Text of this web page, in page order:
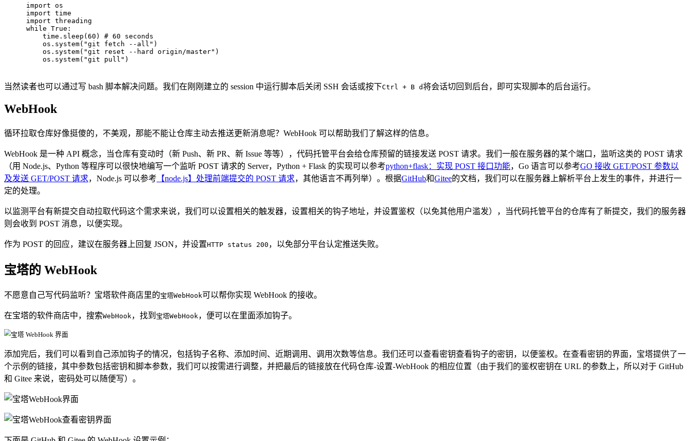
import os
import time
import threading
while True :
    time.sleep(
60 ) # 60 seconds
    os.system(
"git fetch --all" )
    os.system(
"git reset --hard origin/master" )
    os.system(
"git pull" )
当然读者也可以通过写 bash 脚本解决问题。我们在刚刚建立的 session 中运行脚本后关闭 SSH 会话或按下Ctrl + B d将会话切回到后台，即可实现脚本的后台运行。
WebHook
循环拉取仓库好像挺傻的，不美观，那能不能让仓库主动去推送更新消息呢？WebHook 可以帮助我们了解这样的信息。
WebHook 是一种 API 概念，当仓库有变动时（新 Push、新 PR、新 Issue 等等），代码托管平台会给仓库预留的链接发送 POST 请求。我们一般在服务器的某个端口，监听这类的 POST 请求
（用 Node.js、Python 等程序可以很快地编写一个监听 POST 请求的 Server，Python + Flask 的实现可以参考python+flask：实现 POST 接口功能，Go 语言可以参考GO 接收 GET/POST 参数以
及发送 GET/POST 请求，Node.js 可以参考 【node.js】处理前端提交的 POST 请求，其他语言不再列举）。根据GitHub和Gitee的文档，我们可以在服务器上解析平台上发生的事件，并进行一
定的处理。
以监测平台有新提交自动拉取代码这个需求来说，我们可以设置相关的触发器，设置相关的钩子地址，并设置鉴权（以免其他用户滥发），当代码托管平台的仓库有了新提交，我们的服务器
则会收到 POST 消息，以便实现。
作为 POST 的回应，建议在服务器上回复 JSON，并设置HTTP status 200 ，以免部分平台认定推送失败。
宝塔的 WebHook
不愿意自己写代码监听？宝塔软件商店里的宝塔WebHook可以帮你实现 WebHook 的接收。
在宝塔的软件商店中，搜索WebHook ，找到 宝塔WebHook ，便可以在里面添加钩子。
添加完后，我们可以看到自己添加钩子的情况，包括钩子名称、添加时间、近期调用、调用次数等信息。我们还可以查看密钥查看钩子的密钥，以便鉴权。在查看密钥的界面，宝塔提供了一
个示例的链接，其中参数包括密钥和脚本参数，我们可以按需进行调整，并把最后的链接放在代码仓库-设置-WebHook 的相应位置（由于我们的鉴权密钥在 URL 的参数上，所以对于 GitHub
和 Gitee 来说，密码处可以随便写）。